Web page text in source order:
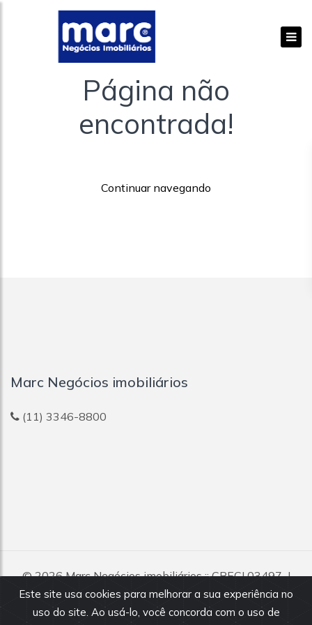
Página não
encontrada!
Continuar navegando
Este site usa cookies para melhorar a sua experiência no
uso do site. Ao usá-lo, você concorda com o uso de
Marc Negócios imobiliários
(11) 3346-8800
© 2026Marc Negócios imobiliários:: CRECI 03497-J
Todos os direitos reservados.
Todas as informações e valores exibidos neste portal são